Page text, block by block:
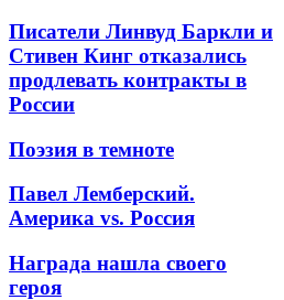
Писатели Линвуд Баркли и
Стивен Кинг отказались
продлевать контракты в
России
Поэзия в темноте
Павел Лемберский.
Америка vs. Россия
Награда нашла своего
героя